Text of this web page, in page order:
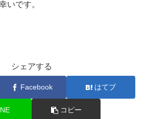
いです。
シェアする
Facebook はてブ
コピー